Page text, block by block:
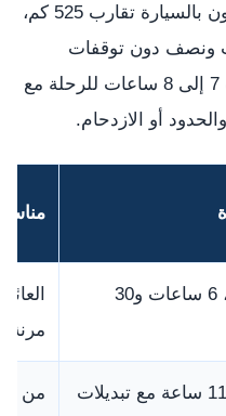
المسافة من غريندلوالد إلى كابرون بالسيارة تقارب 525 كم،
حوالي 6 ساعات ونصف دون توقفات
طويلة. لكن عمليًا، أنصح بحساب 7 إلى 8 ساعات للرحلة مع
أو الازدحام.
حوالي 525 كم، 6 ساعات و30
مرنة.
من لا